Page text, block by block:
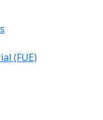
(FUE)